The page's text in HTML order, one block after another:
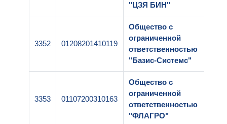
"ЦЗЯ БИН"
3352 01208201410119
Общество с
ограниченной
ответственностью
"Базис-Системс"
3353 01107200310163
Общество с
ограниченной
ответственностью
"ФЛАГРО"